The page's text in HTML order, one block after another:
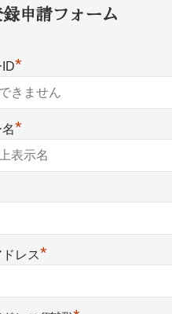
申請フォーム
*
*
ドレス*